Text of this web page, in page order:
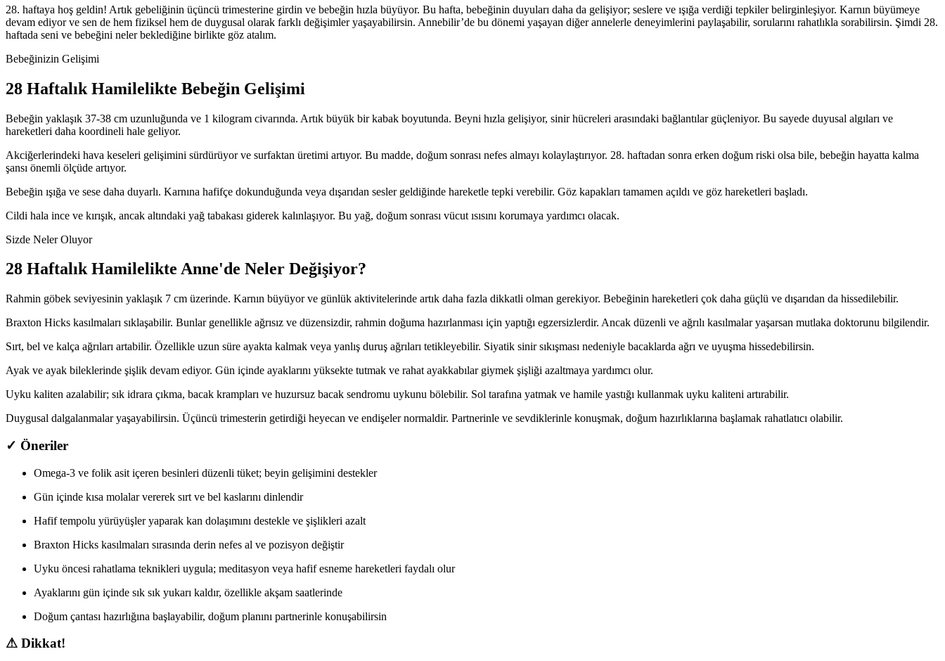
28. haftaya hoş geldin! Artık gebeliğinin üçüncü trimesterine girdin ve bebeğin hızla büyüyor. Bu hafta, bebeğinin duyuları daha da gelişiyor; seslere ve ışığa verdiği tepkiler belirginleşiyor. Karnın büyümeye
devam ediyor ve sen de hem fiziksel hem de duygusal olarak farklı değişimler yaşayabilirsin. Annebilir’de bu dönemi yaşayan diğer annelerle deneyimlerini paylaşabilir, sorularını rahatlıkla sorabilirsin. Şimdi 28.
haftada seni ve bebeğini neler beklediğine birlikte göz atalım.
Bebeğinizin Gelişimi
28 Haftalık Hamilelikte Bebeğin Gelişimi
Bebeğin yaklaşık 37-38 cm uzunluğunda ve 1 kilogram civarında. Artık büyük bir kabak boyutunda. Beyni hızla gelişiyor, sinir hücreleri arasındaki bağlantılar güçleniyor. Bu sayede duyusal algıları ve
hareketleri daha koordineli hale geliyor.
Akciğerlerindeki hava keseleri gelişimini sürdürüyor ve surfaktan üretimi artıyor. Bu madde, doğum sonrası nefes almayı kolaylaştırıyor. 28. haftadan sonra erken doğum riski olsa bile, bebeğin hayatta kalma
şansı önemli ölçüde artıyor.
Bebeğin ışığa ve sese daha duyarlı. Karnına hafifçe dokunduğunda veya dışarıdan sesler geldiğinde hareketle tepki verebilir. Göz kapakları tamamen açıldı ve göz hareketleri başladı.
Cildi hala ince ve kırışık, ancak altındaki yağ tabakası giderek kalınlaşıyor. Bu yağ, doğum sonrası vücut ısısını korumaya yardımcı olacak.
Sizde Neler Oluyor
28 Haftalık Hamilelikte Anne'de Neler Değişiyor?
Rahmin göbek seviyesinin yaklaşık 7 cm üzerinde. Karnın büyüyor ve günlük aktivitelerinde artık daha fazla dikkatli olman gerekiyor. Bebeğinin hareketleri çok daha güçlü ve dışarıdan da hissedilebilir.
Braxton Hicks kasılmaları sıklaşabilir. Bunlar genellikle ağrısız ve düzensizdir, rahmin doğuma hazırlanması için yaptığı egzersizlerdir. Ancak düzenli ve ağrılı kasılmalar yaşarsan mutlaka doktorunu bilgilendir.
Sırt, bel ve kalça ağrıları artabilir. Özellikle uzun süre ayakta kalmak veya yanlış duruş ağrıları tetikleyebilir. Siyatik sinir sıkışması nedeniyle bacaklarda ağrı ve uyuşma hissedebilirsin.
Ayak ve ayak bileklerinde şişlik devam ediyor. Gün içinde ayaklarını yüksekte tutmak ve rahat ayakkabılar giymek şişliği azaltmaya yardımcı olur.
Uyku kaliten azalabilir; sık idrara çıkma, bacak krampları ve huzursuz bacak sendromu uykunu bölebilir. Sol tarafına yatmak ve hamile yastığı kullanmak uyku kaliteni artırabilir.
Duygusal dalgalanmalar yaşayabilirsin. Üçüncü trimesterin getirdiği heyecan ve endişeler normaldir. Partnerinle ve sevdiklerinle konuşmak, doğum hazırlıklarına başlamak rahatlatıcı olabilir.
✓ Öneriler
Omega-3 ve folik asit içeren besinleri düzenli tüket; beyin gelişimini destekler
Gün içinde kısa molalar vererek sırt ve bel kaslarını dinlendir
Hafif tempolu yürüyüşler yaparak kan dolaşımını destekle ve şişlikleri azalt
Braxton Hicks kasılmaları sırasında derin nefes al ve pozisyon değiştir
Uyku öncesi rahatlama teknikleri uygula; meditasyon veya hafif esneme hareketleri faydalı olur
Ayaklarını gün içinde sık sık yukarı kaldır, özellikle akşam saatlerinde
Doğum çantası hazırlığına başlayabilir, doğum planını partnerinle konuşabilirsin
⚠ Dikkat!